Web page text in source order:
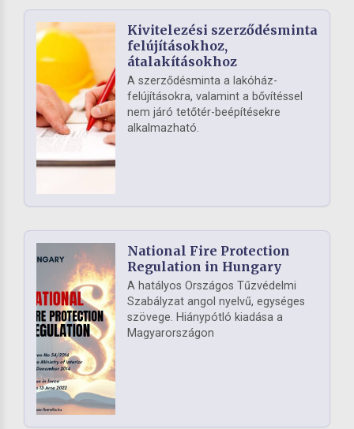
Kivitelezési szerződésminta
felújításokhoz,
átalakításokhoz
A szerződésminta a lakóház-
felújításokra, valamint a bővítéssel
nem járó tetőtér-beépítésekre
alkalmazható.
National Fire Protection
Regulation in Hungary
A hatályos Országos Tűzvédelmi
Szabályzat angol nyelvű, egységes
szövege. Hiánypótló kiadása a
Magyarországon